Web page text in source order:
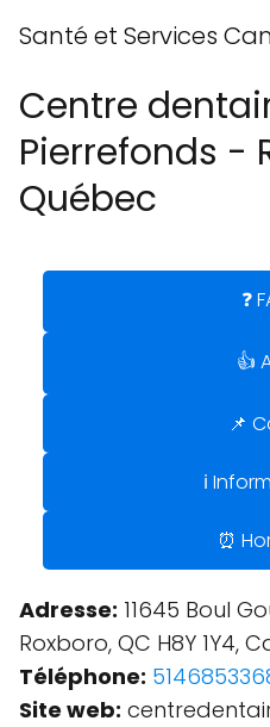
Santé et Services
Centre
Pierrefonds -
Québec
❓
👍
📌
ℹ️
⏰
Adresse: 11645 Boul
Roxboro, QC H8Y 1Y4,
Téléphone:
Site web: